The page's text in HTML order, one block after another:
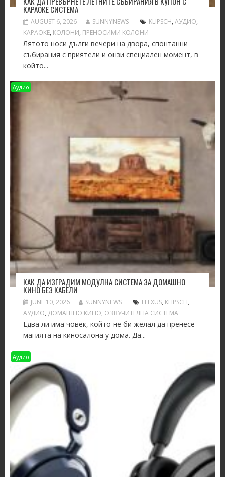
КАРАОКЕ СИСТЕМА
AUGUST 6, 2026 SUNNYNEWS KLIPSCH, АУДИО,
КАРАОКЕ, КОЛОНИ, ПРЕНОСИМИ КОЛОНИ
Лятото носи дълги вечери на двора, спонтанни
събирания с приятели и онзи специален момент, в
който...
Аудио
КАК ДА ИЗГРАДИМ МОДУЛНА СИСТЕМА ЗА ДОМАШНО
КИНО БЕЗ КАБЕЛИ
JUNE 10, 2026 SUNNYNEWS FLEXUS, KLIPSCH,
АУДИО, ДОМАШНО КИНО, ОЗВУЧИТЕЛНА СИСТЕМА
Едва ли има човек, който не би желал да пренесе
магията на киносалона у дома. Да...
Аудио